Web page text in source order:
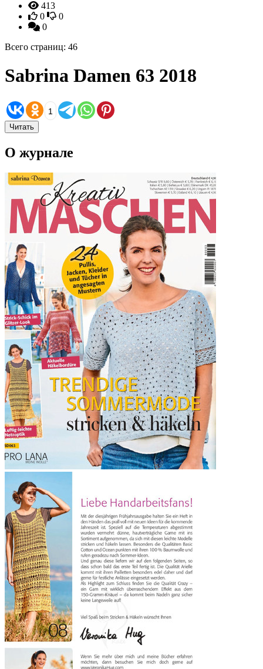
413
0
0
0
Всего страниц: 46
Sabrina Damen 63 2018
1
Читать
О журнале